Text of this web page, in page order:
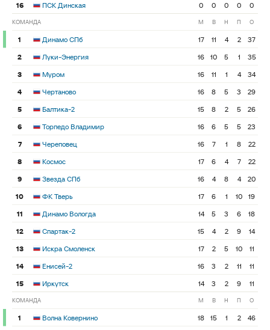
16
ПСК Динская 0 0 0 0 0
КОМАНДА М В Н П О
1 Динамо СПб 17 11 4 2
37
2
Луки-Энергия 16 10 5 1
35
3
Муром 16 11 1 4
34
4
Чертаново 16 8 5 3
29
5
Балтика-2 15 8 2 5
26
6
Торпедо Владимир 16 6 5 5
23
7
Череповец 16 7 1 8
22
8
Космос 17 6 4 7
22
9
Звезда СПб 16 4 8 4
20
10
ФК Тверь 17 6 1 10
19
11
Динамо Вологда 14 5 3 6
18
12
Спартак-2 15 4 2 9
14
13
Искра Смоленск 17 2 5 10
11
14
Енисей-2 16 3 2 11
11
15
Иркутск 14 3 2 9 11
КОМАНДА М В Н П О
1 Волна Ковернино 18 15 1 2
46